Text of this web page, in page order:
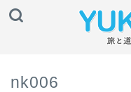
nk006